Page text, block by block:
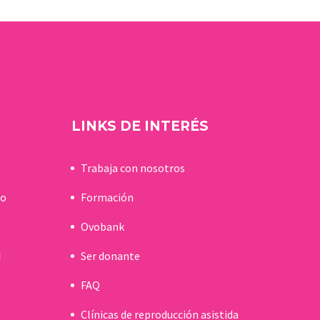
LINKS DE INTERÉS
Trabaja con nosotros
Formación
Ovobank
Ser donante
FAQ
Clínicas de reproducción asistida